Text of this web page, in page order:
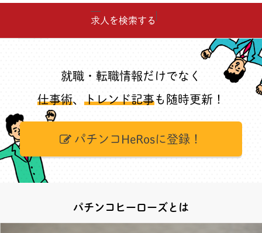
求人を検索する
就職・転職情報だけでなく
仕事術、 トレンド記事も随時更新！
パチンコHeRosに登録！
パチンコヒーローズとは